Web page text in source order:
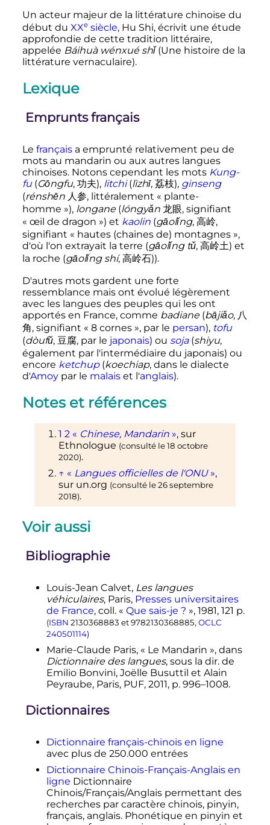
Un acteur majeur de la littérature chinoise du
début du XXesiècle, Hu Shi, écrivit une étude
approfondie de cette tradition littéraire,
appelée Báihuà wénxué shǐ(Une histoire de la
littérature vernaculaire).
Lexique
Emprunts français
Le françaisa emprunté relativement peu de
mots au mandarin ou aux autres langues
chinoises. Notons cependant les mots Kung-
fu(Gōngfu, 功夫), litchi(lìzhī, 荔枝), ginseng
(rénshēn人参, littéralement « plante-
homme »), longane(lóngyǎn龙眼, signifiant
« œil de dragon ») et kaolin(gāolǐng, 高岭,
signifiant « hautes (chaines de) montagnes »,
d'où l'on extrayait la terre (gāolǐng tǔ, 高岭土) et
la roche (gāolǐng shí, 高岭石)).
D'autres mots gardent une forte
ressemblance mais ont évolué légèrement
avec les langues des peuples qui les ont
apportés en France, comme badiane(bājiǎo, 八
角, signifiant « 8 cornes », par le persan), tofu
(dòufǔ, 豆腐, par le japonais) ou soja(shiyu,
également par l'intermédiaire du japonais) ou
encore ketchup(koechiap, dans le dialecte
d'Amoypar le malaiset l'anglais).
Notes et références
1 2 « Chinese, Mandarin », sur
Ethnologue (consulté le18 octobre
2020).
↑ « Langues officielles de l'ONU »,
sur un.org (consulté le26 septembre
2018).
Voir aussi
Bibliographie
Louis-Jean Calvet, Les langues
véhiculaires, Paris, Presses universitaires
de France, coll.« Que sais-je ? », 1981, 121 p.
(ISBN 2130368883 et9782130368885, OCLC
240501114)
Marie-Claude Paris, « Le Mandarin », dans
Dictionnaire des langues, sous la dir. de
Emilio Bonvini, Joëlle Busuttil et Alain
Peyraube, Paris, PUF, 2011, p. 996–1008.
Dictionnaires
Dictionnaire français-chinois en ligne
avec plus de 250.000 entrées
Dictionnaire Chinois-Français-Anglais en
ligne Dictionnaire
Chinois/Français/Anglais permettant des
recherches par caractère chinois, pinyin,
français, anglais. Phonétique en pinyin et